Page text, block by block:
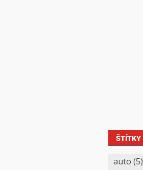
ŠTÍTKY
auto (5)